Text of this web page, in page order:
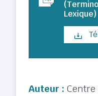
Auteur :
Lexique)